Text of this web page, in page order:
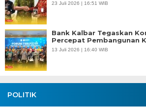
23 Juli 2026 | 16:51 WIB
Bank Kalbar Tegaskan
Percepat Pembangunan
13 Juli 2026 | 16:40 WIB
POLITIK